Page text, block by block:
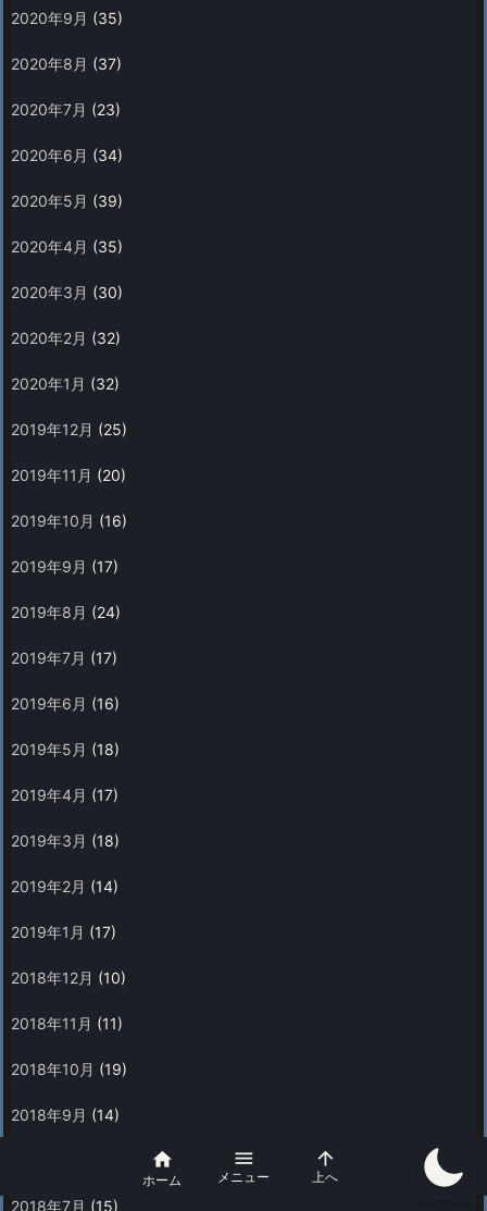
2020年9月 (35)
2020年8月 (37)
2020年7月 (23)
2020年6月 (34)
2020年5月 (39)
2020年4月 (35)
2020年3月 (30)
2020年2月 (32)
2020年1月 (32)
2019年12月 (25)
2019年11月 (20)
2019年10月 (16)
2019年9月 (17)
2019年8月 (24)
2019年7月 (17)
2019年6月 (16)
2019年5月 (18)
2019年4月 (17)
2019年3月 (18)
2019年2月 (14)
2019年1月 (17)
2018年12月 (10)
2018年11月 (11)
2018年10月 (19)
2018年9月 (14)
2018年7月 (15)

ホーム

メニュー

上へ